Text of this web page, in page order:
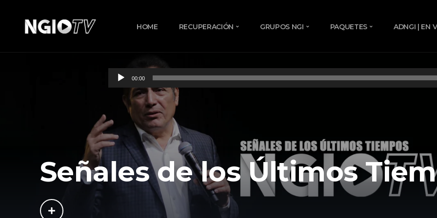
HOME RECUPERACIÓN GRUPOS NGI PAQUETES ADNGI | EN
Reproductor
de
00:00
Señales de los Últimos